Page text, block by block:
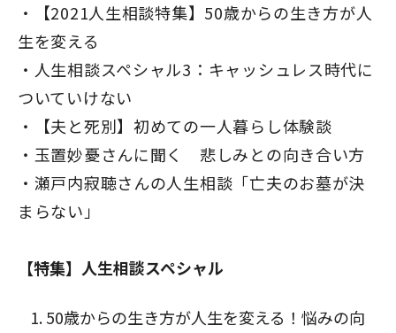
【2021人生相談特集】50歳からの生き方が人
生を変える
人生相談スペシャル3：キャッシュレス時代に
ついていけない
【夫と死別】初めての一人暮らし体験談
玉置妙憂さんに聞く 悲しみとの向き合い方
瀬戸内寂聴さんの人生相談「亡夫のお墓が決
まらない」
【特集】人生相談スペシャル
50歳からの生き方が人生を変える！悩みの向
閉じる